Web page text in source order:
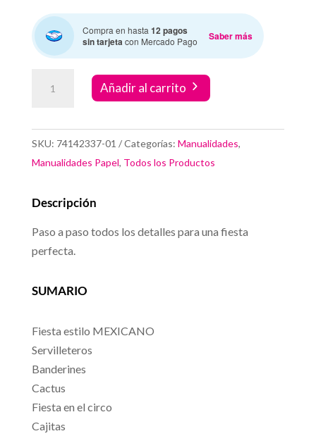
Compra en hasta12 pagos
sin tarjetacon Mercado Pago Saber más
Papel
Añadir al carrito
SKU: 74142337-01 Categorías: Manualidades,
Manualidades Papel, Todos los Productos
Descripción
Paso a paso todos los detalles para una fiesta
perfecta.
SUMARIO
Fiesta estilo MEXICANO
Servilleteros
Banderines
Cactus
Fiesta en el circo
Cajitas